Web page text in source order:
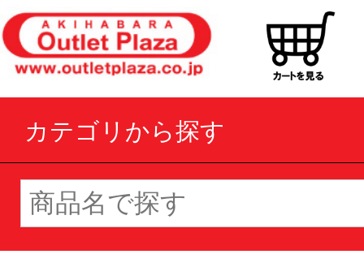
カテゴリから探す